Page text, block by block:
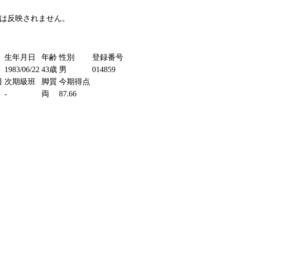
反映されません。
生年月日 年齢 性別
登録番号
1983/06/22 43歳 男
014859
次期級班 脚質 今期得点
- 両 87.66